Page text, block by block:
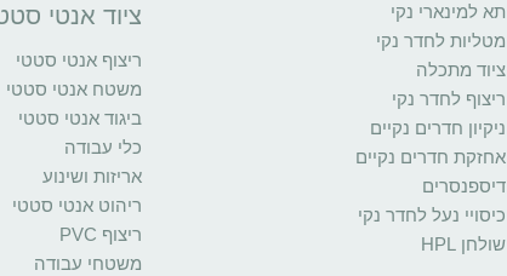
תא למינארי נקי
מטליות לחדר נקי
ציוד מתכלה
ריצוף לחדר נקי
ניקיון חדרים נקיים
אחזקת חדרים נקיים
דיספנסרים
כיסויי נעל לחדר נקי
שולחן HPL
ציוד אנטי
ריצוף אנטי סטטי
משטח אנטי סטטי
ביגוד אנטי סטטי
כלי עבודה
אריזות ושינוע
ריהוט אנטי סטטי
ריצוף PVC
משטחי עבודה